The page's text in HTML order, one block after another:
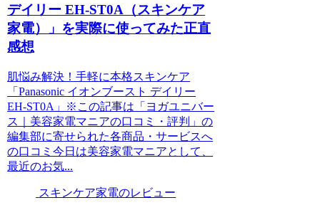
デイリー EH-ST0A（スキンケア
家電）」を実際に使ってみた正直
感想
肌悩み解決！手軽に本格スキンケア
「Panasonic イオンブースト デイリー
EH-ST0A」※この記事は「ヨガユニバー
ス｜美容家電マニアの口コミ・評判」の
編集部に寄せられた各商品・サービスへ
の口コミ今日は美容家電マニアとして、
最近のお気...
スキンケア家電のレビュー